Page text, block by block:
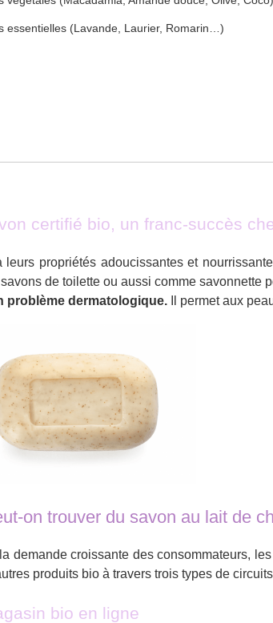
essentielles (Lavande, Laurier, Romarin…)
certifié bio, un franc-succès
leurs propriétés adoucissantes et
de toilette ou aussi comme savonnette
problème dermatologique. Il permet aux
on trouver du savon au lait de
demande croissante des consommateurs,
produits bio à travers trois types de
bio en ligne